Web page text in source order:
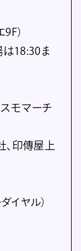
）
は18:30ま
モマーチ
、印傳屋上
イヤル）